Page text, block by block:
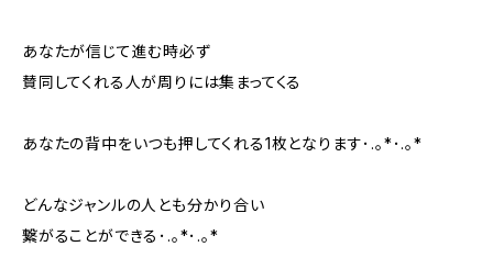
あなたが信じて進む時必ず
賛同してくれる人が周りには集まってくる
あなたの背中をいつも押してくれる1枚となります･.｡*･.｡*
どんなジャンルの人とも分かり合い
繋がることができる･.｡*･.｡*